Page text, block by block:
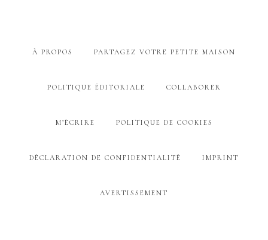
À PROPOS PARTAGEZ VOTRE PETITE MAISON
POLITIQUE ÉDITORIALE COLLABORER
M’ÉCRIRE POLITIQUE DE COOKIES
DÉCLARATION DE CONFIDENTIALITÉ IMPRINT
AVERTISSEMENT